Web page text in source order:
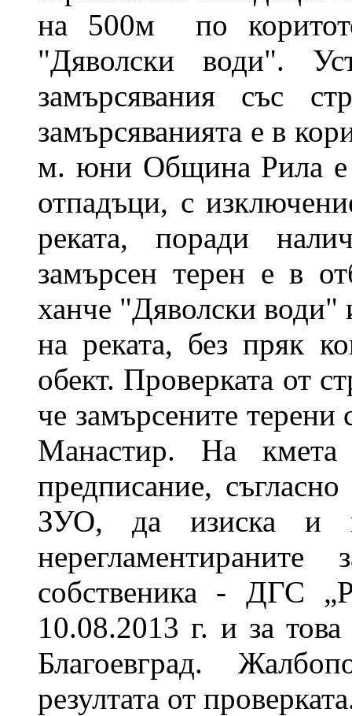
на 500м по
"Дяволски води".
замърсявания със
замърсяванията е в
м. юни Община Рила е
отпадъци, с
реката, поради
замърсен терен е в
ханче "Дяволски води"
на реката, без пряк
обект. Проверката от
че замърсените
Манастир. На
предписание,
ЗУО, да изиска и
собственика - ДГС
10.08.2013 г. и за
Благоевград.
резултата от